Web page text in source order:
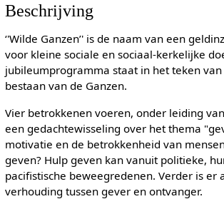
Beschrijving
‘'Wilde Ganzen’' is de naam van een
voor kleine sociale en sociaal-kerkelijke
jubileumprogramma staat in het teken
bestaan van de Ganzen.
Vier betrokkenen voeren, onder leiding van
een gedachtewisseling over het thema
motivatie en de betrokkenheid van
geven? Hulp geven kan vanuit politieke,
pacifistische beweegredenen. Verder is er
verhouding tussen gever en ontvanger.